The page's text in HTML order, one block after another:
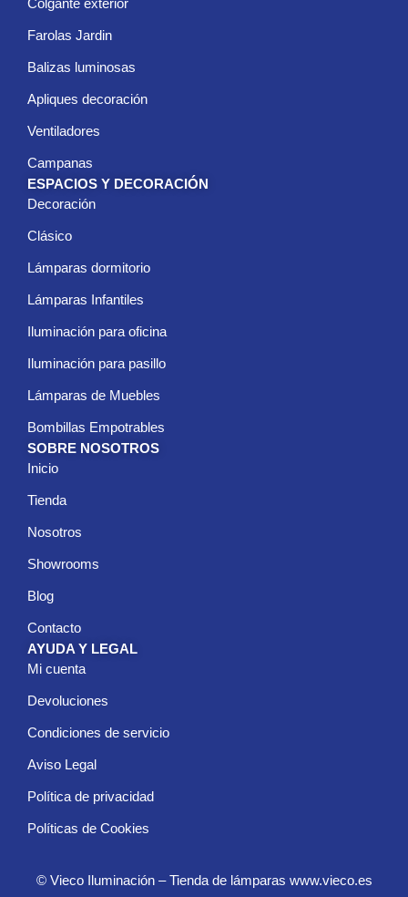
Colgante exterior
Farolas Jardin
Balizas luminosas
Apliques decoración
Ventiladores
Campanas
ESPACIOS Y DECORACIÓN
Decoración
Clásico
Lámparas dormitorio
Lámparas Infantiles
Iluminación para oficina
Iluminación para pasillo
Lámparas de Muebles
Bombillas Empotrables
SOBRE NOSOTROS
Inicio
Tienda
Nosotros
Showrooms
Blog
Contacto
AYUDA Y LEGAL
Mi cuenta
Devoluciones
Condiciones de servicio
Aviso Legal
Política de privacidad
Políticas de Cookies
© Vieco Iluminación – Tienda de lámparas www.vieco.es